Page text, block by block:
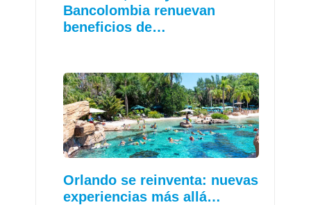
Bancolombia renuevan
beneficios de…
Orlando se reinventa: nuevas
experiencias más allá…